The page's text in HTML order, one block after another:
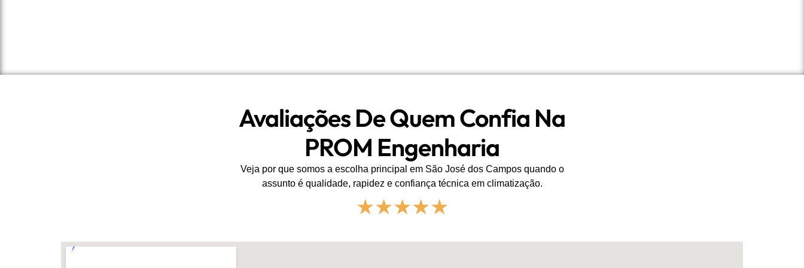
Avaliações De Quem Confia Na
PROM Engenharia
Veja por que somos a escolha principal em São José dos Campos quando o
assunto é qualidade, rapidez e confiança técnica em climatização.
★★★★★